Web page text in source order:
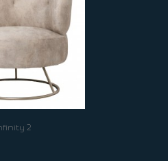
2